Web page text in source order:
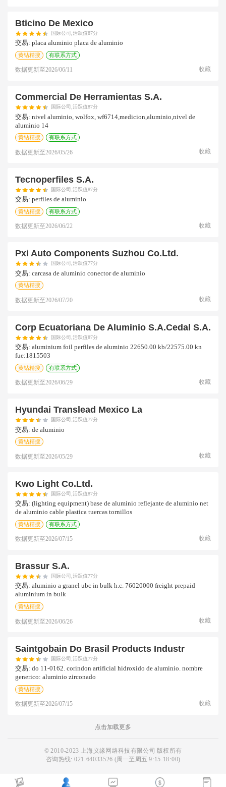
Bticino De Mexico
国际公司,活跃值87分
交易: placa aluminio placa de aluminio
黄钻精搜 有联系方式
数据更新至2026/06/11 收藏
Commercial De Herramientas S.a.
国际公司,活跃值87分
交易: nivel aluminio, wolfox, wf6714,medicion,aluminio,nivel de
aluminio 14
黄钻精搜 有联系方式
数据更新至2026/05/26 收藏
Tecnoperfiles S.a.
国际公司,活跃值87分
交易: perfiles de aluminio
黄钻精搜 有联系方式
数据更新至2026/06/22 收藏
Pxi Auto Components Suzhou Co.ltd.
国际公司,活跃值77分
交易: carcasa de aluminio conector de aluminio
黄钻精搜
数据更新至2026/07/20 收藏
Corp Ecuatoriana De Aluminio S.a.cedal S.a.
国际公司,活跃值87分
交易: aluminium foil perfiles de aluminio 22650.00 kb/22575.00 kn
fue:1815503
黄钻精搜 有联系方式
数据更新至2026/06/29 收藏
Hyundai Translead Mexico La
国际公司,活跃值77分
交易: de aluminio
黄钻精搜
数据更新至2026/05/29 收藏
Kwo Light Co.ltd.
国际公司,活跃值87分
交易: (lighting equipment) base de aluminio reflejante de aluminio net
de aluminio cable plastica tuercas tornillos
黄钻精搜 有联系方式
数据更新至2026/07/15 收藏
Brassur S.a.
国际公司,活跃值77分
交易: aluminio a granel ubc in bulk h.c. 76020000 freight prepaid
aluminium in bulk
黄钻精搜
数据更新至2026/06/26 收藏
Saintgobain Do Brasil Products Industr
国际公司,活跃值77分
交易: do 11-0162. corindon artificial hidroxido de aluminio. nombre
generico: aluminio zirconado
黄钻精搜
数据更新至2026/07/15 收藏
点击加载更多
© 2010-2023 上海义缘网络科技有限公司 版权所有
咨询热线:021-64033526 (周一至周五 9:15-18:00)